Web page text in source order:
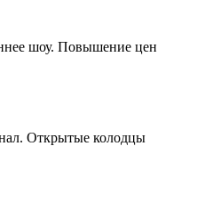
шоу. Повышение цен
Открытые колодцы